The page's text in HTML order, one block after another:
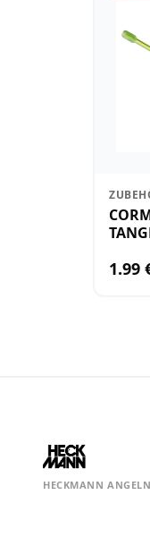
1.99
HECKMANN ANGELN